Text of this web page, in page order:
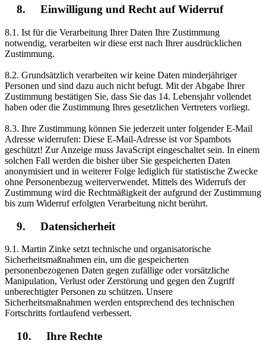
8. Einwilligung und Recht auf Widerruf
8.1. Ist für die Verarbeitung Ihrer Daten Ihre Zustimmung
notwendig, verarbeiten wir diese erst nach Ihrer ausdrücklichen
Zustimmung.
8.2. Grundsätzlich verarbeiten wir keine Daten minderjähriger
Personen und sind dazu auch nicht befugt. Mit der Abgabe Ihrer
Zustimmung bestätigen Sie, dass Sie das 14. Lebensjahr vollendet
haben oder die Zustimmung Ihres gesetzlichen Vertreters vorliegt.
8.3. Ihre Zustimmung können Sie jederzeit unter folgender E-Mail
Adresse widerrufen: Diese E-Mail-Adresse ist vor Spambots
geschützt! Zur Anzeige muss JavaScript eingeschaltet sein. In einem
solchen Fall werden die bisher über Sie gespeicherten Daten
anonymisiert und in weiterer Folge lediglich für statistische Zwecke
ohne Personenbezug weiterverwendet. Mittels des Widerrufs der
Zustimmung wird die Rechtmäßigkeit der aufgrund der Zustimmung
bis zum Widerruf erfolgten Verarbeitung nicht berührt.
9. Datensicherheit
9.1. Martin Zinke setzt technische und organisatorische
Sicherheitsmaßnahmen ein, um die gespeicherten
personenbezogenen Daten gegen zufällige oder vorsätzliche
Manipulation, Verlust oder Zerstörung und gegen den Zugriff
unberechtigter Personen zu schützen. Unsere
Sicherheitsmaßnahmen werden entsprechend des technischen
Fortschritts fortlaufend verbessert.
10. Ihre Rechte